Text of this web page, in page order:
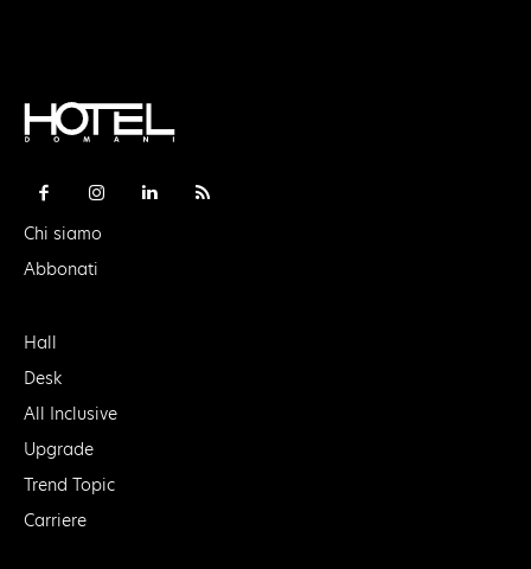
Chi siamo
Abbonati
Hall
Desk
All Inclusive
Upgrade
Trend Topic
Carriere